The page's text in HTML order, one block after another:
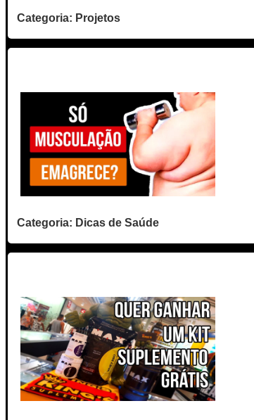
Categoria: Projetos
Categoria: Dicas de Saúde